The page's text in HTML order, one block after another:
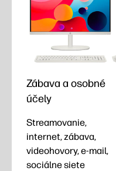
Zábava a osobné
účely
Streamovanie,
internet, zábava,
videohovory, e-mail,
sociálne siete